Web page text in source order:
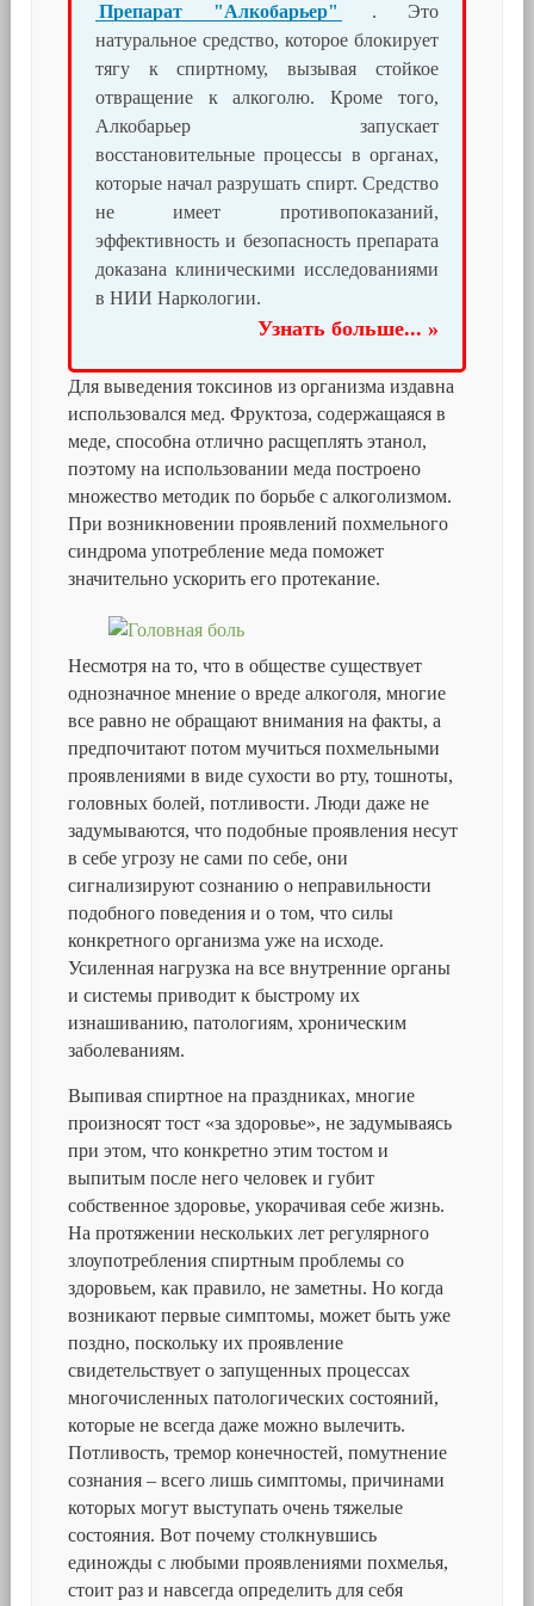
Препарат "Алкобарьер"
. Это
натуральное средство, которое блокирует
тягу к спиртному, вызывая стойкое
отвращение к алкоголю. Кроме того,
Алкобарьер запускает
восстановительные процессы в органах,
которые начал разрушать спирт. Средство
не имеет противопоказаний,
эффективность и безопасность препарата
доказана клиническими исследованиями
в НИИ Наркологии.
Узнать больше... »
Для выведения токсинов из организма издавна
использовался мед. Фруктоза, содержащаяся в
меде, способна отлично расщеплять этанол,
поэтому на использовании меда построено
множество методик по борьбе с алкоголизмом.
При возникновении проявлений похмельного
синдрома употребление меда поможет
значительно ускорить его протекание.
Несмотря на то, что в обществе существует
однозначное мнение о вреде алкоголя, многие
все равно не обращают внимания на факты, а
предпочитают потом мучиться похмельными
проявлениями в виде сухости во рту, тошноты,
головных болей, потливости. Люди даже не
задумываются, что подобные проявления несут
в себе угрозу не сами по себе, они
сигнализируют сознанию о неправильности
подобного поведения и о том, что силы
конкретного организма уже на исходе.
Усиленная нагрузка на все внутренние органы
и системы приводит к быстрому их
изнашиванию, патологиям, хроническим
заболеваниям.
Выпивая спиртное на праздниках, многие
произносят тост «за здоровье», не задумываясь
при этом, что конкретно этим тостом и
выпитым после него человек и губит
собственное здоровье, укорачивая себе жизнь.
На протяжении нескольких лет регулярного
злоупотребления спиртным проблемы со
здоровьем, как правило, не заметны. Но когда
возникают первые симптомы, может быть уже
поздно, поскольку их проявление
свидетельствует о запущенных процессах
многочисленных патологических состояний,
которые не всегда даже можно вылечить.
Потливость, тремор конечностей, помутнение
сознания – всего лишь симптомы, причинами
которых могут выступать очень тяжелые
состояния. Вот почему столкнувшись
единожды с любыми проявлениями похмелья,
стоит раз и навсегда определить для себя